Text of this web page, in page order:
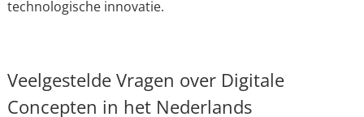
technologische innovatie.
Veelgestelde Vragen over Digitale
Concepten in het Nederlands